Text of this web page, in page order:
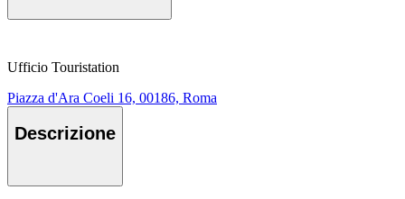
Ufficio Touristation
Piazza d'Ara Coeli 16, 00186, Roma
Descrizione